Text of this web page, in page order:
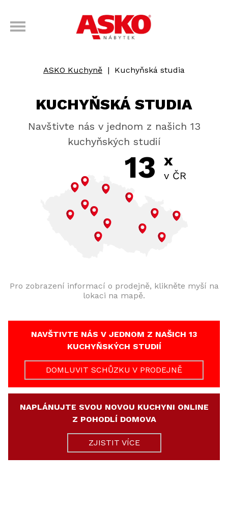
ASKO Kuchyně | Kuchyňská studia
KUCHYŇSKÁ STUDIA
Navštivte nás v jednom z našich 13
kuchyňských studií
13 x
v ČR
Pro zobrazení informací o prodejně, klikněte myší na
lokaci na mapě.
NAVŠTIVTE NÁS V JEDNOM Z NAŠICH 13
KUCHYŇSKÝCH STUDIÍ
DOMLUVIT SCHŮZKU V PRODEJNĚ
NAPLÁNUJTE SVOU NOVOU KUCHYNI ONLINE
Z POHODLÍ DOMOVA
ZJISTIT VÍCE